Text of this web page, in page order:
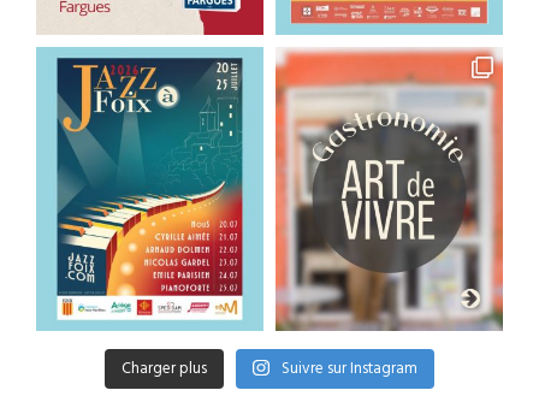
Charger plus Suivre sur Instagram